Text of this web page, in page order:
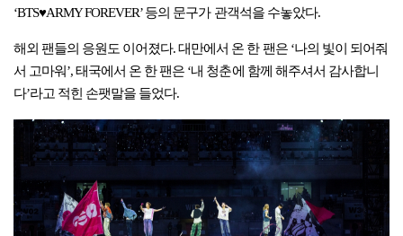
‘BTS♥ARMY FOREVER’ 등의 문구가 관객석을 수놓았다.
해외 팬들의 응원도 이어졌다. 대만에서 온 한 팬은 ‘나의 빛이 되어줘
서 고마워’, 태국에서 온 한 팬은 ‘내 청춘에 함께 해주셔서 감사합니
다’라고 적힌 손팻말을 들었다.